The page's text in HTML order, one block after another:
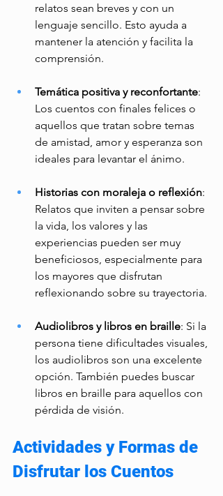
relatos sean breves y con un
lenguaje sencillo. Esto ayuda a
mantener la atención y facilita la
comprensión.
Temática positiva y reconfortante:
Los cuentos con finales felices o
aquellos que tratan sobre temas
de amistad, amor y esperanza son
ideales para levantar el ánimo.
Historias con moraleja o reflexión:
Relatos que inviten a pensar sobre
la vida, los valores y las
experiencias pueden ser muy
beneficiosos, especialmente para
los mayores que disfrutan
reflexionando sobre su trayectoria.
Audiolibros y libros en braille: Si la
persona tiene dificultades visuales,
los audiolibros son una excelente
opción. También puedes buscar
libros en braille para aquellos con
pérdida de visión.
Actividades y Formas de
Disfrutar los Cuentos